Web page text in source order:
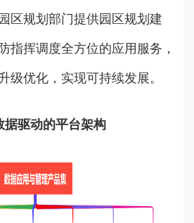
区规划部门提供园区规划建
指挥调度全方位的应用服务，
级优化，实现可持续发展。
据驱动的平台架构